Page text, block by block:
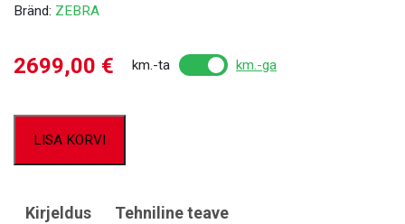
Bränd: ZEBRA
2699,00 € km.-ta km.-ga
LISA KORVI
Kirjeldus Tehniline teave